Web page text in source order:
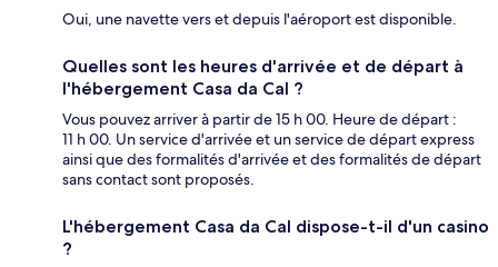
Oui, une navette vers et depuis l'aéroport est disponible.
Quelles sont les heures d'arrivée et de départ à
l'hébergement Casa da Cal ?
Vous pouvez arriver à partir de 15 h 00. Heure de départ :
11 h 00. Un service d'arrivée et un service de départ express
ainsi que des formalités d'arrivée et des formalités de départ
sans contact sont proposés.
L'hébergement Casa da Cal dispose-t-il d'un casino
?